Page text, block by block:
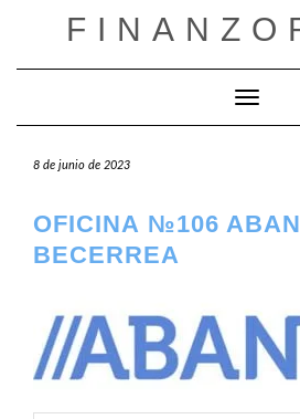
8 de junio de 2023
OFICINA №106
BECERREA